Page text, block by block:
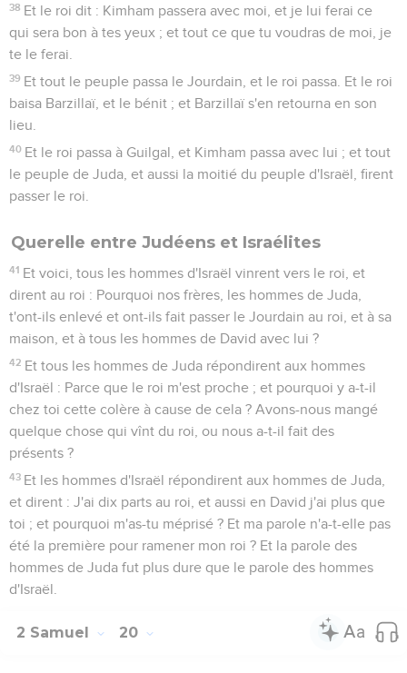
38 Et le roi dit : Kimham passera avec moi, et je lui ferai ce
qui sera bon à tes yeux ; et tout ce que tu voudras de moi, je
te le ferai.
39 Et tout le peuple passa le Jourdain, et le roi passa. Et le roi
baisa Barzillaï, et le bénit ; et Barzillaï s'en retourna en son
lieu.
40 Et le roi passa à Guilgal, et Kimham passa avec lui ; et tout
le peuple de Juda, et aussi la moitié du peuple d'Israël, firent
passer le roi.
Querelle entre Judéens et Israélites
41 Et voici, tous les hommes d'Israël vinrent vers le roi, et
dirent au roi : Pourquoi nos frères, les hommes de Juda,
t'ont-ils enlevé et ont-ils fait passer le Jourdain au roi, et à sa
maison, et à tous les hommes de David avec lui ?
42 Et tous les hommes de Juda répondirent aux hommes
d'Israël : Parce que le roi m'est proche ; et pourquoi y a-t-il
chez toi cette colère à cause de cela ? Avons-nous mangé
quelque chose qui vînt du roi, ou nous a-t-il fait des
présents ?
43 Et les hommes d'Israël répondirent aux hommes de Juda,
et dirent : J'ai dix parts au roi, et aussi en David j'ai plus que
toi ; et pourquoi m'as-tu méprisé ? Et ma parole n'a-t-elle pas
été la première pour ramener mon roi ? Et la parole des
hommes de Juda fut plus dure que le parole des hommes
d'Israël.
2 Samuel 20